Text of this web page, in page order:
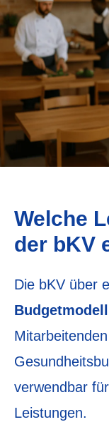
Welche
der bKV
Die bKV über
Budgetmodell
verwendbar
Leistungen.